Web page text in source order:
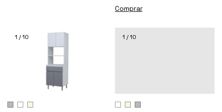
1 /10 1 /10